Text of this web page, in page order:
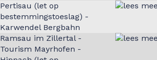
Pertisau (let op
bestemmingstoeslag) -
Karwendel Bergbahn
Ramsau im Zillertal -
Tourism Mayrhofen -